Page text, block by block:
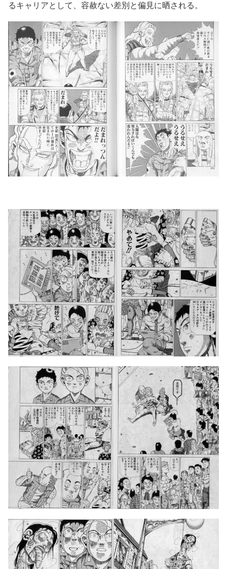
るキャリアとして、容赦ない差別と偏見に晒される。